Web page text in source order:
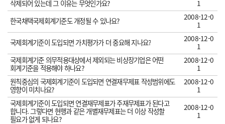
삭제되어 있는데 그 이유는 무엇인가요?
1
한국채택국제회계기준도 개정될 수 있나요?
2008-12-0
1
국제회계기준이 도입되면 가치평가가 더 중요해 지나요?
2008-12-0
1
국제회계기준 의무적용대상에서 제외되는 비상장기업은 어떤
회계기준을 적용해야 하나요?
2008-12-0
1
원칙중심의 국제회계기준이 도입되면 연결재무제표 작성범위에도
영향이 미치나요?
2008-12-0
1
국제회계기준이 도입되면 연결재무제표가 주재무제표가 된다고
합니다. 그렇다면 현행과 같은 개별재무제표는 더 이상 작성할
필요가 없게 되나요?
2008-12-0
1